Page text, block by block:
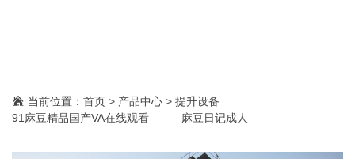
当前位置： 首页 > 产品中心 > 提升设备
91麻豆精品国产VA在线观看
麻豆日记成人